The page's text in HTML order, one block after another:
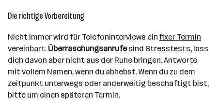
Die richtige Vorbereitung
Nicht immer wird für Telefoninterviews ein fixer Termin
vereinbart. Überraschungsanrufesind Stresstests, lass
dich davon aber nicht aus der Ruhe bringen. Antworte
mit vollem Namen, wenn du abhebst. Wenn du zu dem
Zeitpunkt unterwegs oder anderweitig beschäftigt bist,
bitte um einen späteren Termin.